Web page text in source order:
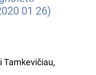
01 26)
Tamkevičiau,